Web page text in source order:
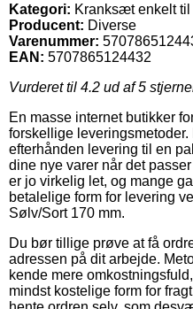
Kategori: Kranksæt enkelt
Producent: Diverse
Varenummer:
EAN: 5707865124432
Vurderet til 4.2 ud af 5
En masse internet butikker
forskellige
efterhånden levering til en
dine nye varer når det
er jo virkelig let, og mange
betalelige form for levering
Sølv/Sort 170 mm.
Du bør tillige prøve at få
adressen på dit arbejde.
kende mere
mindst kostelige form for